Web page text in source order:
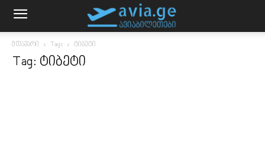
მთავარი Tags ტიბეტი
Tag: ტიბეტი